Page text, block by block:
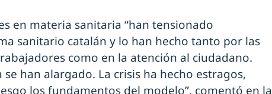
en materia sanitaria “han tensionado
sanitario catalán y lo han hecho tanto por las
como en la atención al ciudadano.
se han alargado. La crisis ha hecho estragos,
los fundamentos del modelo”, comentó en la